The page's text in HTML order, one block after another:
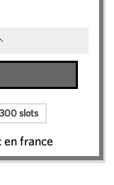
slots
en france